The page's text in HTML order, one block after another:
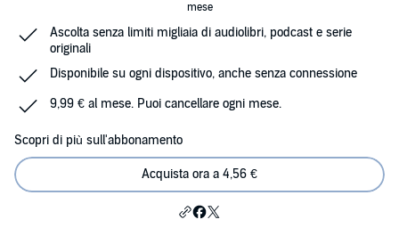
mese
Ascolta senza limiti migliaia di audiolibri, podcast e serie
originali
Disponibile su ogni dispositivo, anche senza connessione
9,99 € al mese. Puoi cancellare ogni mese.
Scopri di più sull'abbonamento
Acquista ora a 4,56 €